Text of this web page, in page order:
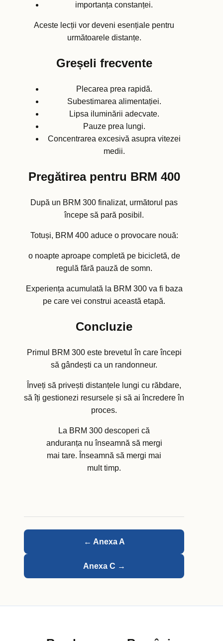
importanța constanței.
Aceste lecții vor deveni esențiale pentru
următoarele distanțe.
Greșeli frecvente
Plecarea prea rapidă.
Subestimarea alimentației.
Lipsa iluminării adecvate.
Pauze prea lungi.
Concentrarea excesivă asupra vitezei
medii.
Pregătirea pentru BRM 400
După un BRM 300 finalizat, următorul pas
începe să pară posibil.
Totuși, BRM 400 aduce o provocare nouă:
o noapte aproape completă pe bicicletă, de
regulă fără pauză de somn.
Experiența acumulată la BRM 300 va fi baza
pe care vei construi această etapă.
Concluzie
Primul BRM 300 este brevetul în care începi
să gândești ca un randonneur.
Înveți să privești distanțele lungi cu răbdare,
să îți gestionezi resursele și să ai încredere în
proces.
La BRM 300 descoperi că
anduranța nu înseamnă să mergi
mai tare. Înseamnă să mergi mai
mult timp.
← Anexa A
Anexa C →